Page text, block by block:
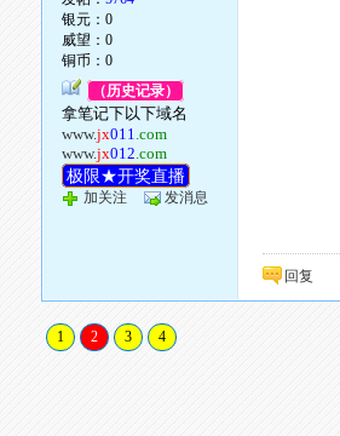
银元：0
威望：0
铜币：0
（历史记录）
拿笔记下以下域名
www.jx011.com
www.jx012.com
极限★开奖直播
加关注 发消息
回复
1 2 3 4